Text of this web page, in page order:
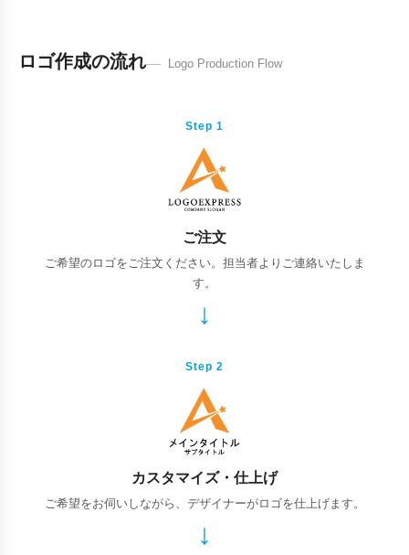
ロゴ作成の流れ Logo Production Flow
Step 1
ご注文
ご希望のロゴをご注文ください。担当者よりご連絡いたしま
す。
Step 2
カスタマイズ・仕上げ
ご希望をお伺いしながら、デザイナーがロゴを仕上げます。